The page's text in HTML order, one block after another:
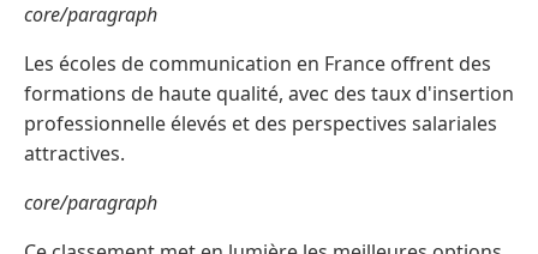
core/paragraph
Les écoles de communication en France offrent des
formations de haute qualité, avec des taux d'insertion
professionnelle élevés et des perspectives salariales
attractives.
core/paragraph